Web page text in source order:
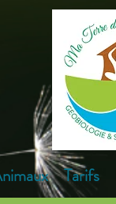
Tarifs